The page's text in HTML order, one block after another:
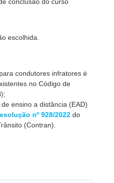
escolhida.
condutores infratores é
no Código de
ensino a distância (EAD)
nº 928/2022 do
(Contran).